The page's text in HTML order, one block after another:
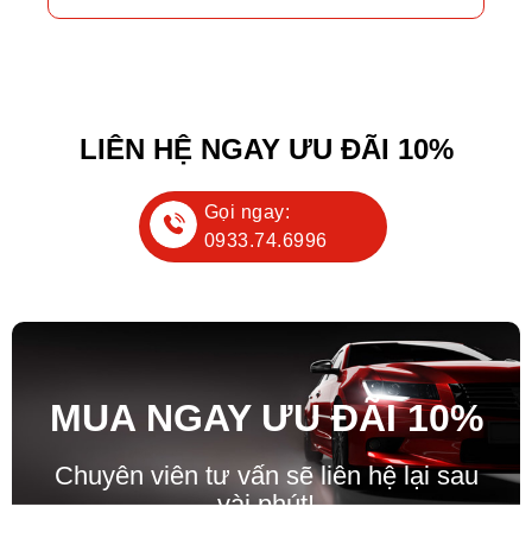
LIÊN HỆ NGAY ƯU ĐÃI 10%
Gọi ngay:
0933.74.6996
MUA NGAY ƯU ĐÃI10%
Chuyên viên tư vấn sẽ liên hệ lại sau
vài phút!